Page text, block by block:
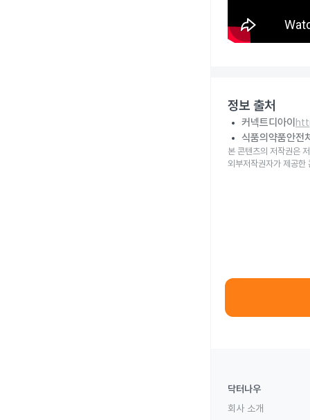
정보 출처
커넥트디아이
식품의약품안전
본 콘텐츠의 저작권은
외부저작권자가 제공한
닥터나우
회사 소개